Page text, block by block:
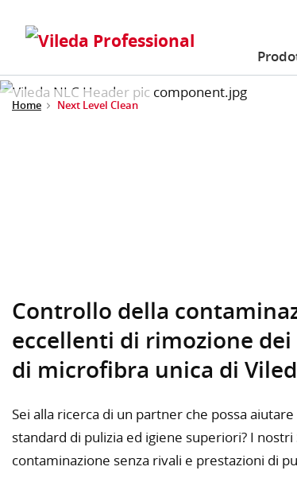
Home Next Level Clean
Controllo della
eccellenti di rimozione
di microfibra unica di
Sei alla ricerca di un partner che possa
standard di pulizia ed igiene superiori? I
contaminazione senza rivali e prestazioni di